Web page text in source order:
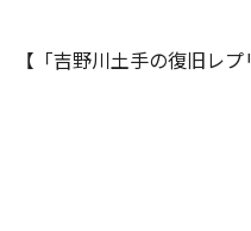
【「吉野川土手の復旧レ